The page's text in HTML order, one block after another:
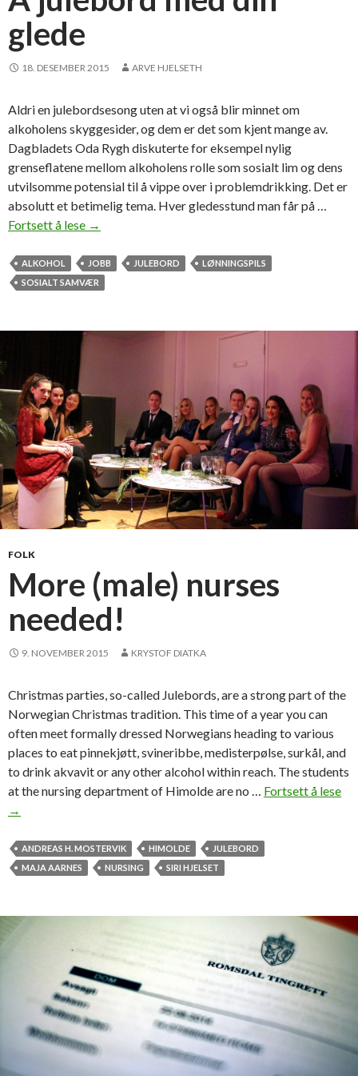
m
1
i
p
r
o
m
i
l
l
e
glede
18. DESEMBER 2015 ARVE HJELSETH
Aldri en julebordsesong uten at vi også blir minnet om
alkoholens skyggesider, og dem er det som kjent mange av.
Dagbladets Oda Rygh diskuterte for eksempel nylig
grenseflatene mellom alkoholens rolle som sosialt lim og dens
utvilsomme potensial til å vippe over i problemdrikking. Det er
absolutt et betimelig tema. Hver gledesstund man får på …
Fortsett å lese Å
u
l
o
m
e
d
d
n
g
l
e
→
ALKOHOL JOBB JULEBORD
LØNNINGSPILS
SOSIALT SAMVÆR
FOLK
More (male) nurses
needed!
9. NOVEMBER 2015 KRYSTOF DIATKA
Christmas parties, so-called Julebords, are a strong part of the
Norwegian Christmas tradition. This time of a year you can
often meet formally dressed Norwegians heading to various
places to eat pinnekjøtt, svineribbe, medisterpølse, surkål, and
to drink akvavit or any other alcohol within reach. The students
at the nursing department of Himolde are no … Fortsett å lese
l
s
→
ANDREAS H. MOSTERVIK HIMOLDE
JULEBORD
MAJA AARNES
NURSING SIRI HJELSET